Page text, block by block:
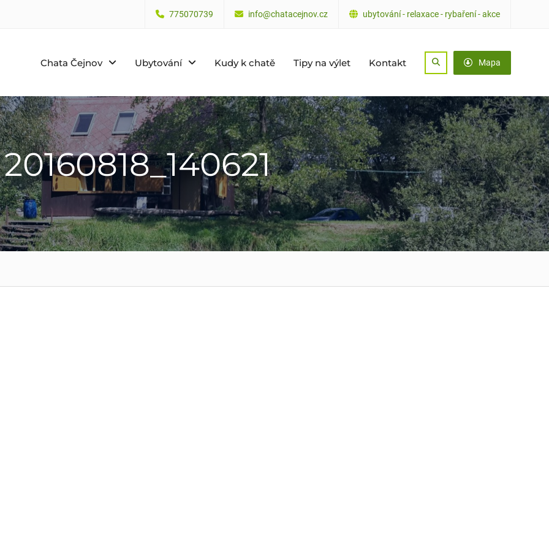
775070739 info@chatacejnov.cz ubytování - relaxace - rybaření - akce
Chata Čejnov Ubytování Kudy k chatě Tipy na výlet Kontakt Search Mapa
20160818_140621